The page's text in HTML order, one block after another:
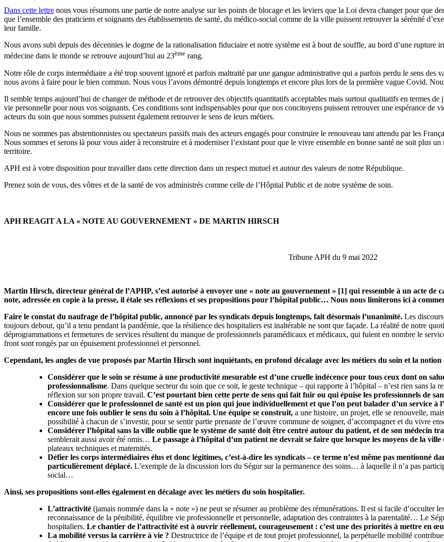
Dans cette lettre nous vous résumons une partie de notre analyse sur les points de blocage et les leviers que la Loi devra changer pour que
que l’ensemble des praticiens et soignants des établissements de santé, du médico-social comme de la ville puissent retrouver la sérénité
leur famille.
Nous avons subi depuis des décennies le dogme de la rationalisation fiduciaire et notre système est à bout de souffle, au bord d’une rupture
médecine dans le monde se retrouve aujourd’hui au 23ème rang.
Notre rôle de corps intermédiaire a été trop souvent ignoré et parfois maltraité par une gangue administrative qui a parfois perdu le sens des
nous avons à faire pour le bien commun. Nous vous l’avons démontré depuis longtemps et encore plus lors de la première vague Covid.
Il semble temps aujourd’hui de changer de méthode et de retrouver des objectifs quantitatifs acceptables mais surtout qualitatifs en termes
vie personnelle pour nous vos soignants. Ces conditions sont indispensables pour que nos concitoyens puissent retrouver une espérance de
acteurs du soin que nous sommes puissent également retrouver le sens de leurs métiers.
Nous ne sommes pas abstentionnistes ou spectateurs passifs mais des acteurs engagés pour construire le renouveau tant attendu par les
Nous sommes et serons là pour vous aider à reconstruire et à moderniser l’existant pour que le vivre ensemble en bonne santé ne soit plus
territoire.
APH est à votre disposition pour travailler dans cette direction dans un respect mutuel et autour des valeurs de notre République.
Prenez soin de vous, des vôtres et de la santé de vos administrés comme celle de l’Hôpital Public et de notre système de soin.
APH REAGIT A LA « NOTE AU GOUVERNEMENT » DE MARTIN HIRSCH
Tribune APH du 9 mai 2022
Martin Hirsch, directeur général de l’APHP, s’est autorisé à envoyer une « note au gouvernement » [1] qui ressemble à un acte de
note, adressée en copie à la presse, il étale ses réflexions et ses propositions pour l’hôpital public… Nous nous limiterons ici à
Faire le constat du naufrage de l’hôpital public, annoncé par les syndicats depuis longtemps, fait désormais l’unanimité. Les
toujours debout, qu’il a tenu pendant la pandémie, que la résilience des hospitaliers est inaltérable ne sont que façade. La réalité de notre
déprogrammations et fermetures de services résultent du manque de professionnels paramédicaux et médicaux, qui fuient en nombre le
front sont rongés par un épuisement professionnel et personnel.
Cependant, les angles de vue proposés par Martin Hirsch sont inquiétants, en profond décalage avec les métiers du soin et la notion
Considérer que le soin se résume à une productivité mesurable est d’une cruelle indécence pour tous ceux dont on
professionnalisme. Dans quelque secteur du soin que ce soit, le geste technique – qui rapporte à l’hôpital – n’est rien sans la
réflexion sur son propre travail. C’est pourtant bien cette perte de sens qui fait fuir ou qui épuise les professionnels de
Considérer que le professionnel de santé est un pion qui joue individuellement et que l’on peut balader d’un service à
encore une fois oublier le sens du soin à l’hôpital. Une équipe se construit, a une histoire, un projet, elle se renouvelle,
possibilité à chacun de s’investir, pour se sentir partie prenante de l’œuvre commune de soigner, d’accompagner et du vivre
Considérer l’hôpital sans la ville oublie que le système de santé doit être centré autour du patient, et de son médecin
semblerait aussi avoir été omis… Le passage à l’hôpital d’un patient ne devrait se faire que lorsque les moyens de la
plateaux techniques et maternités.
Défier les corps intermédiaires élus et donc légitimes, c’est-à-dire les syndicats – ce terme n’est même pas mentionné
particulièrement déplacé. L’exemple de la discussion lors du Ségur sur la permanence des soins… à laquelle il n’a pas
social…
Ainsi, ses propositions sont-elles également en décalage avec les métiers du soin hospitalier.
L’attractivité (jamais nommée dans la « note ») ne peut se résumer au problème des rémunérations. Il est si facile d’occulter
reconnaissance de la pénibilité, équilibre vie professionnelle et personnelle, adaptation des contraintes à la parentalité… Le
hospitaliers. Le chantier de l’attractivité est à ouvrir réellement, courageusement : c’est une des priorités à mettre en
La mobilité versus la carrière à vie ? Destructrice de l’équipe et de tout projet professionnel, la perpétuelle mobilité